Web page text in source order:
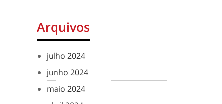
Arquivos
julho 2024
junho 2024
maio 2024